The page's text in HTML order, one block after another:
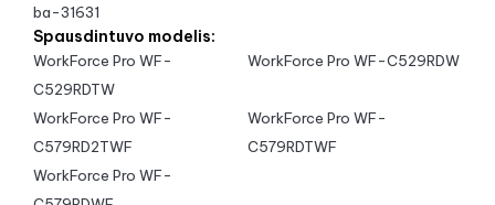
ba-31631
Spausdintuvo modelis:
WorkForce Pro WF-
C529RDTW
WorkForce Pro WF-C529RDW
WorkForce Pro WF-
C579RD2TWF
WorkForce Pro WF-
C579RDTWF
WorkForce Pro WF-